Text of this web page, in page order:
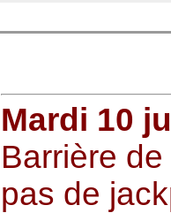
Mardi 10
Barrière
pas de